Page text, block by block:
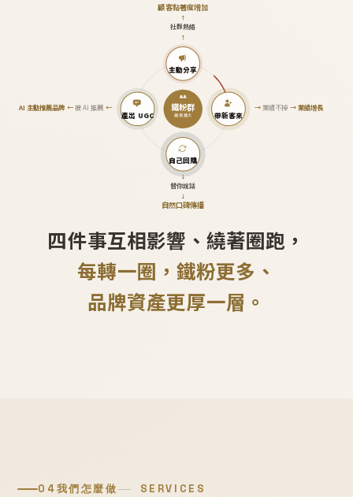
鐵粉群
越滾越大
主動分享
↑
社群熱絡
↑
顧客黏著度增加
帶新客來
→業績不掉 →業績增長
自己回購
↓
替你說話
↓
自然口碑傳播
產出 UGC
AI 主動推薦品牌←被 AI 推薦 ←
四件事互相影響、繞著圈跑，
每轉一圈，鐵粉更多、
品牌資產更厚一層。
04我們怎麼做 SERVICES